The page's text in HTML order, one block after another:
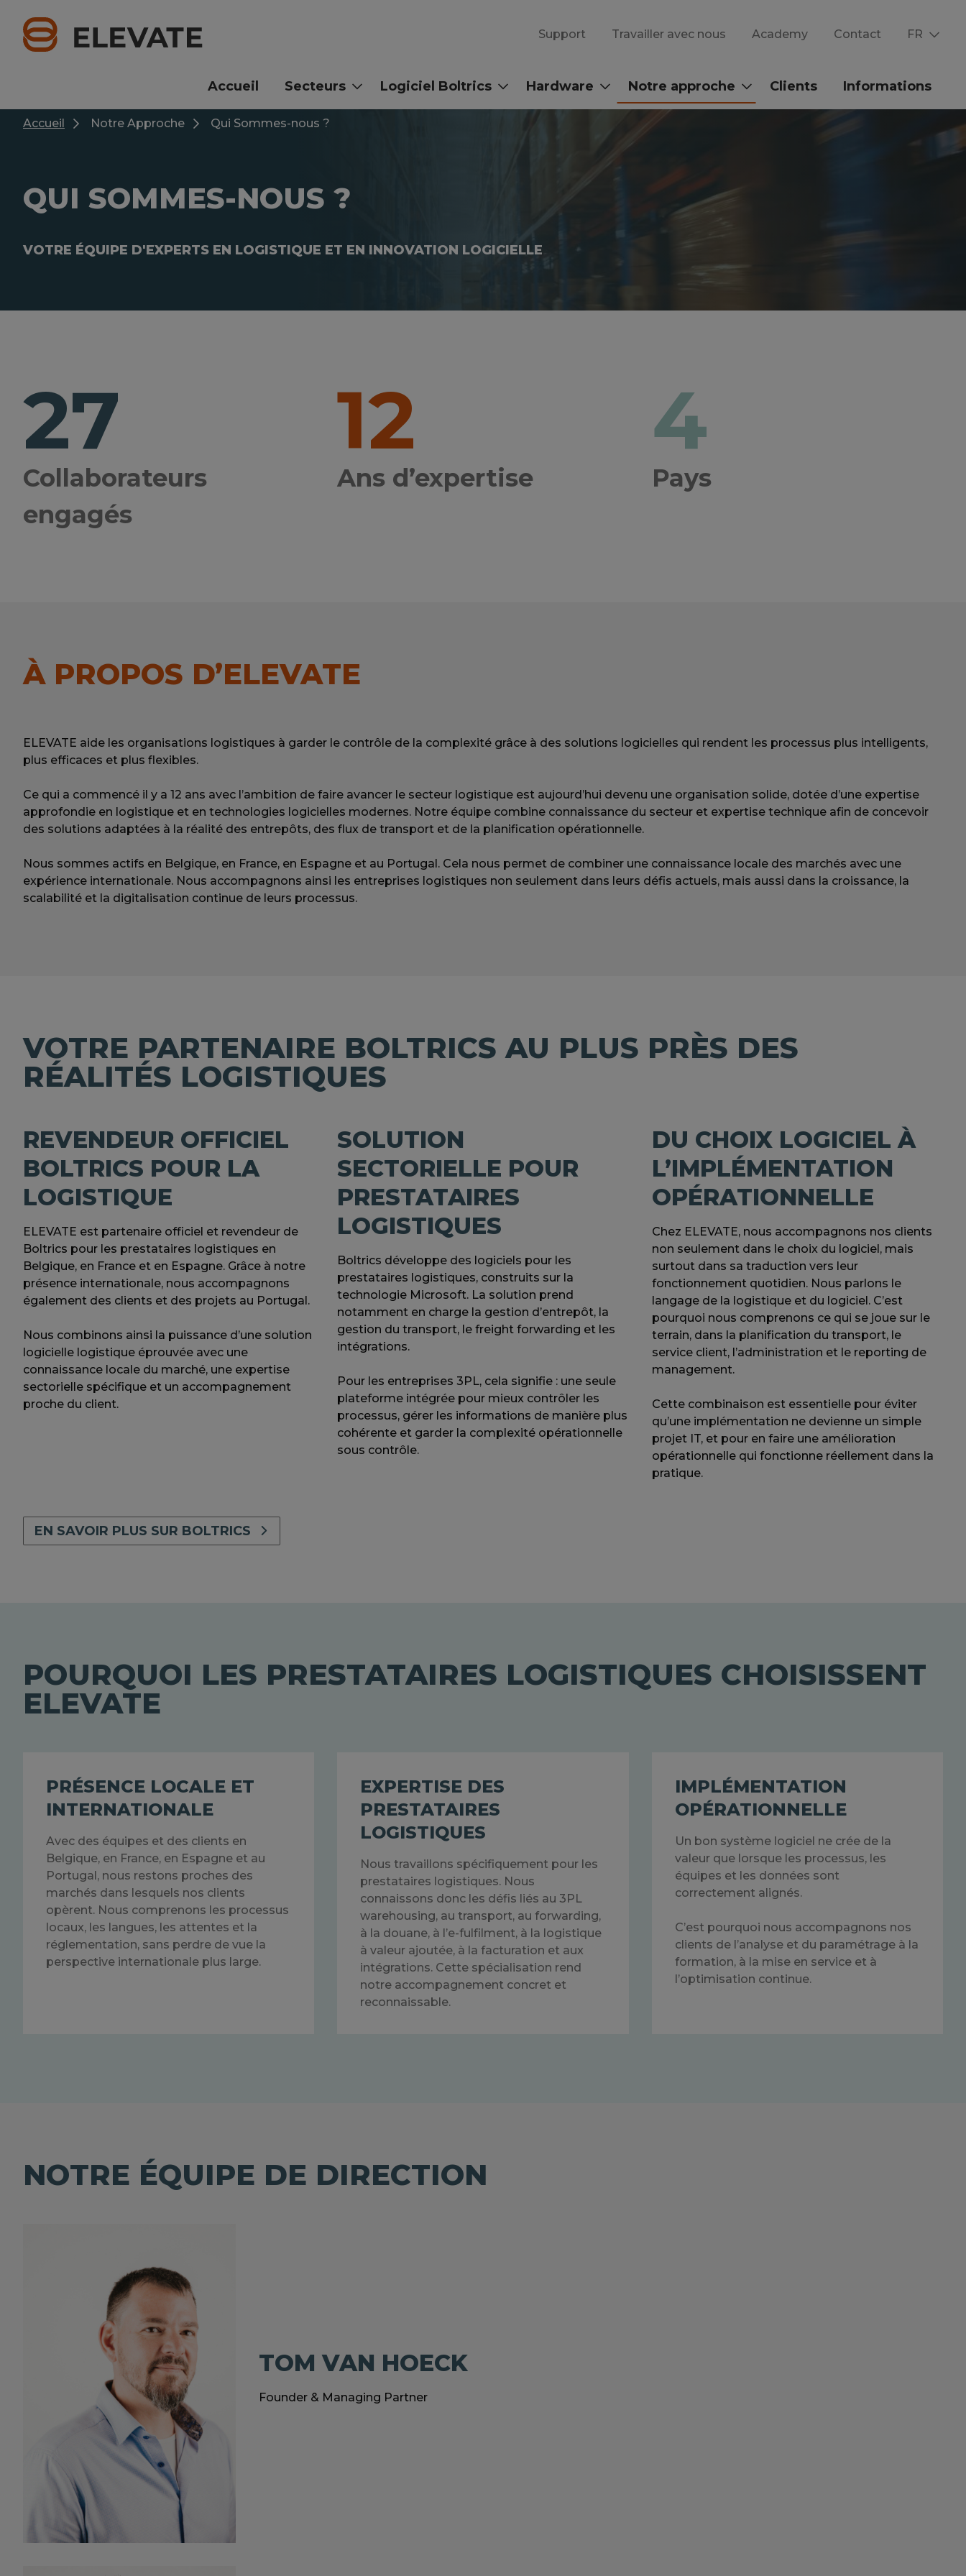
main
content
Support Travailler avec nous Academy Contact FR
Accueil Secteurs Logiciel Boltrics Hardware Notre approche Clients Informations
Accueil Notre Approche Qui Sommes-nous ?
QUI SOMMES-NOUS ?
VOTRE ÉQUIPE D'EXPERTS EN LOGISTIQUE ET EN INNOVATION LOGICIELLE
27
Collaborateurs
engagés
12
Ans d’expertise
4
Pays
À PROPOS D’ELEVATE
ELEVATE aide les organisations logistiques à garder le contrôle de la complexité grâce à des solutions logicielles qui rendent les processus plus intelligents,
plus efficaces et plus flexibles.
Ce qui a commencé il y a 12 ans avec l’ambition de faire avancer le secteur logistique est aujourd’hui devenu une organisation solide, dotée d’une expertise
approfondie en logistique et en technologies logicielles modernes. Notre équipe combine connaissance du secteur et expertise technique afin de concevoir
des solutions adaptées à la réalité des entrepôts, des flux de transport et de la planification opérationnelle.
Nous sommes actifs en Belgique, en France, en Espagne et au Portugal. Cela nous permet de combiner une connaissance locale des marchés avec une
expérience internationale. Nous accompagnons ainsi les entreprises logistiques non seulement dans leurs défis actuels, mais aussi dans la croissance, la
scalabilité et la digitalisation continue de leurs processus.
VOTRE PARTENAIRE BOLTRICS AU PLUS PRÈS DES
RÉALITÉS LOGISTIQUES
REVENDEUR OFFICIEL
BOLTRICS POUR LA
LOGISTIQUE
ELEVATE est partenaire officiel et revendeur de
Boltrics pour les prestataires logistiques en
Belgique, en France et en Espagne. Grâce à notre
présence internationale, nous accompagnons
également des clients et des projets au Portugal.
Nous combinons ainsi la puissance d’une solution
logicielle logistique éprouvée avec une
connaissance locale du marché, une expertise
sectorielle spécifique et un accompagnement
proche du client.
SOLUTION
SECTORIELLE POUR
PRESTATAIRES
LOGISTIQUES
Boltrics développe des logiciels pour les
prestataires logistiques, construits sur la
technologie Microsoft. La solution prend
notamment en charge la gestion d’entrepôt, la
gestion du transport, le freight forwarding et les
intégrations.
Pour les entreprises 3PL, cela signifie : une seule
plateforme intégrée pour mieux contrôler les
processus, gérer les informations de manière plus
cohérente et garder la complexité opérationnelle
sous contrôle.
DU CHOIX LOGICIEL À
L’IMPLÉMENTATION
OPÉRATIONNELLE
Chez ELEVATE, nous accompagnons nos clients
non seulement dans le choix du logiciel, mais
surtout dans sa traduction vers leur
fonctionnement quotidien. Nous parlons le
langage de la logistique et du logiciel. C’est
pourquoi nous comprenons ce qui se joue sur le
terrain, dans la planification du transport, le
service client, l’administration et le reporting de
management.
Cette combinaison est essentielle pour éviter
qu’une implémentation ne devienne un simple
projet IT, et pour en faire une amélioration
opérationnelle qui fonctionne réellement dans la
pratique.
EN SAVOIR PLUS SUR BOLTRICS
POURQUOI LES PRESTATAIRES LOGISTIQUES CHOISISSENT
ELEVATE
PRÉSENCE LOCALE ET
INTERNATIONALE
Avec des équipes et des clients en
Belgique, en France, en Espagne et au
Portugal, nous restons proches des
marchés dans lesquels nos clients
opèrent. Nous comprenons les processus
locaux, les langues, les attentes et la
réglementation, sans perdre de vue la
perspective internationale plus large.
EXPERTISE DES
PRESTATAIRES
LOGISTIQUES
Nous travaillons spécifiquement pour les
prestataires logistiques. Nous
connaissons donc les défis liés au 3PL
warehousing, au transport, au forwarding,
à la douane, à l’e-fulfilment, à la logistique
à valeur ajoutée, à la facturation et aux
intégrations. Cette spécialisation rend
notre accompagnement concret et
reconnaissable.
IMPLÉMENTATION
OPÉRATIONNELLE
Un bon système logiciel ne crée de la
valeur que lorsque les processus, les
équipes et les données sont
correctement alignés.
C’est pourquoi nous accompagnons nos
clients de l’analyse et du paramétrage à la
formation, à la mise en service et à
l’optimisation continue.
NOTRE ÉQUIPE DE DIRECTION
TOM VAN HOECK
Founder & Managing Partner